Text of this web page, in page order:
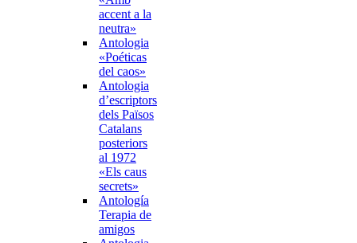
accent a la
neutra»
Antologia
«Poéticas
del caos»
Antologia
d’escriptors
dels Països
Catalans
posteriors
al 1972
«Els caus
secrets»
Antología
Terapia de
amigos